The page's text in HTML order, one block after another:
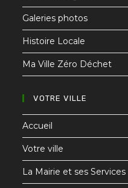
Galeries photos
Histoire Locale
Ma Ville Zéro Déchet
VOTRE VILLE
Accueil
Votre ville
La Mairie et ses Services